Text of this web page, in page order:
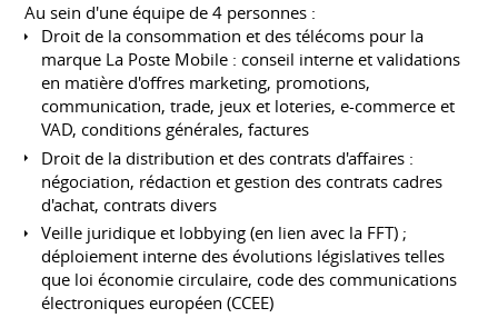
Au sein d'une équipe de 4 personnes :
Droit de la consommation et des télécoms pour la
marque La Poste Mobile : conseil interne et validations
en matière d'offres marketing, promotions,
communication, trade, jeux et loteries, e-commerce et
VAD, conditions générales, factures
Droit de la distribution et des contrats d'affaires :
négociation, rédaction et gestion des contrats cadres
d'achat, contrats divers
Veille juridique et lobbying (en lien avec la FFT) ;
déploiement interne des évolutions législatives telles
que loi économie circulaire, code des communications
électroniques européen (CCEE)